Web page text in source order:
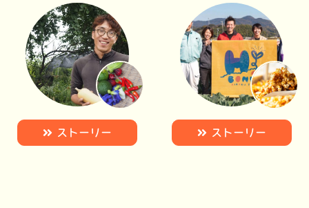
ストーリー ストーリー